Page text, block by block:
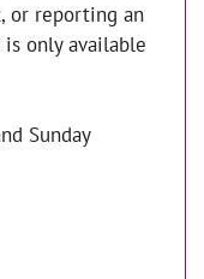
or reporting an
only available
Sunday